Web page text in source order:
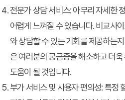
전문가 상담 서비스: 아무리 자세한
어렵게 느껴질 수 있습니다. 비교사
와 상담할 수 있는 기회를 제공하는
은 여러분의 궁금증을 해소하고 더
도움이 될 것입니다.
부가 서비스 및 사용자 편의성: 특정